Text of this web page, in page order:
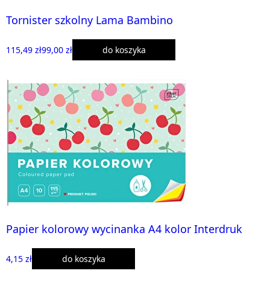
Tornister szkolny Lama Bambino
115,49 zł99,00 zł do koszyka
Papier kolorowy wycinanka A4 kolor Interdruk
4,15 zł do koszyka